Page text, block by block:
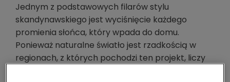
Jednym z podstawowych filarów stylu
skandynawskiego jest wyciśnięcie każdego
promienia słońca, który wpada do domu.
Ponieważ naturalne światło jest rzadkością w
regionach, z których pochodzi ten projekt, liczy